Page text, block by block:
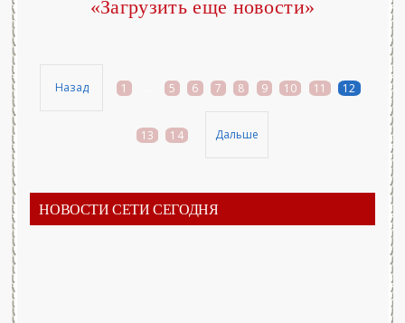
«Загрузить еще новости»
Назад 1 5 6 7 8 9 10 11 12
13 14 Дальше
НОВОСТИ СЕТИ СЕГОДНЯ